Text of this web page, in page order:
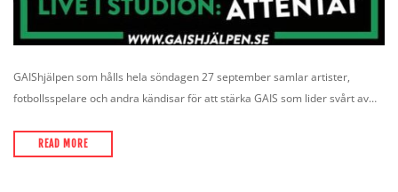
GAIShjälpen som hålls hela söndagen 27 september samlar artister,
fotbollsspelare och andra kändisar för att stärka GAIS som lider svårt av…
READ MORE